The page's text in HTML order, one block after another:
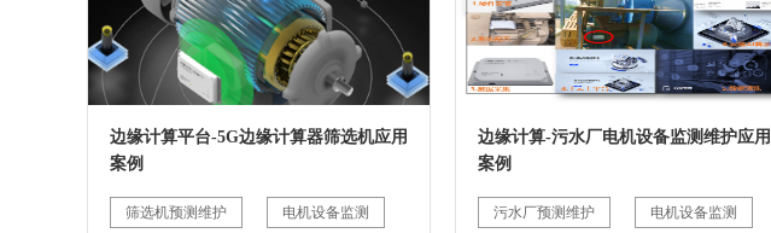
边缘计算平台-5G边缘计算器筛选机应用
案例
筛选机预测维护 电机设备监测
边缘计算-污水厂电机设备监测维护应用
案例
污水厂预测维护 电机设备监测